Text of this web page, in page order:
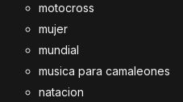
motocross
mujer
mundial
musica para camaleones
natacion